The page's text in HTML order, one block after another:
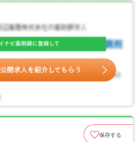
保存する